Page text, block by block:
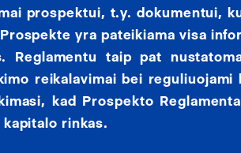
prospektui, t.y. dokumentui,
yra pateikiama visa
Reglamentu taip pat
reikalavimai bei
kad Prospekto
rinkas.